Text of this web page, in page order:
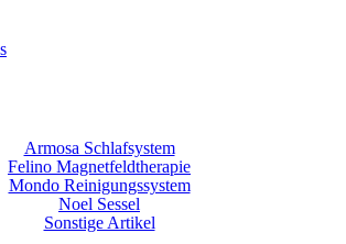
Armosa Schlafsystem
Felino Magnetfeldtherapie
Mondo Reinigungssystem
Noel Sessel
Sonstige Artikel